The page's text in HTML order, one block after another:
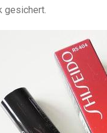
gesichert.